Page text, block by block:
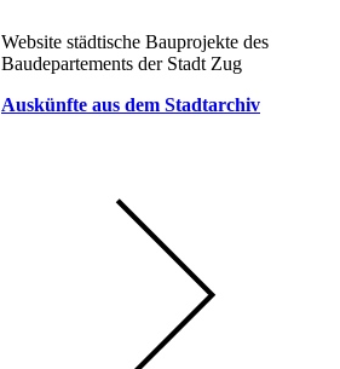
Website städtische Bauprojekte des
Baudepartements der Stadt Zug
Auskünfte aus dem Stadtarchiv